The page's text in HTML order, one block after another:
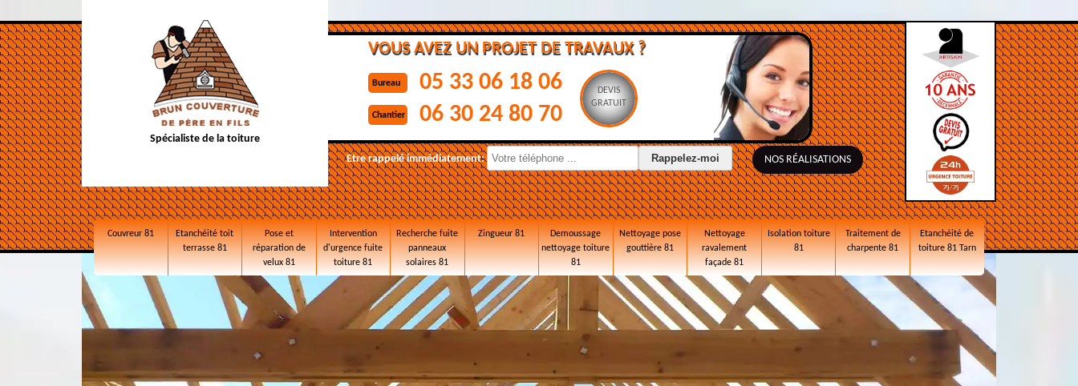
Spécialiste de la toiture
VOUS AVEZ UN PROJET DE TRAVAUX ?
Bureau 05 33 06 18 06
Chantier 06 30 24 80 70
DEVIS
GRATUIT
Etre rappelé immédiatement: NOS RÉALISATIONS
Couvreur 81
Etanchéité toit
terrasse 81
Pose et
réparation de
velux 81
Intervention
d'urgence fuite
toiture 81
Recherche fuite
panneaux
solaires 81
Zingueur 81
Demoussage
nettoyage toiture
81
Nettoyage pose
gouttière 81
Nettoyage
ravalement
façade 81
Isolation toiture
81
Traitement de
charpente 81
Etanchéité de
toiture 81 Tarn